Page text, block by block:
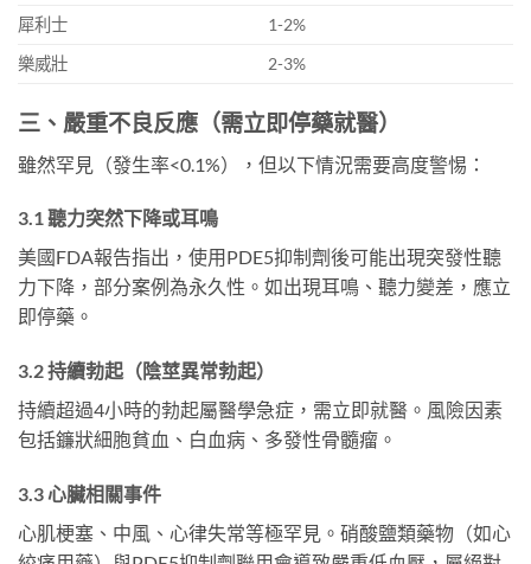
犀利士
1-2%
樂威壯
2-3%
三、嚴重不良反應（需立即停藥就醫）
雖然罕見（發生率<0.1%），但以下情況需要高度警惕：
3.1 聽力突然下降或耳鳴
美國FDA報告指出，使用PDE5抑制劑後可能出現突發性聽
力下降，部分案例為永久性。如出現耳鳴、聽力變差，應立
即停藥。
3.2 持續勃起（陰莖異常勃起）
持續超過4小時的勃起屬醫學急症，需立即就醫。風險因素
包括鐮狀細胞貧血、白血病、多發性骨髓瘤。
3.3 心臟相關事件
心肌梗塞、中風、心律失常等極罕見。硝酸鹽類藥物（如心